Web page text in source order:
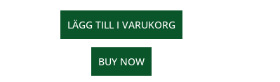
LÄGG TILL I VARUKORG
BUY NOW